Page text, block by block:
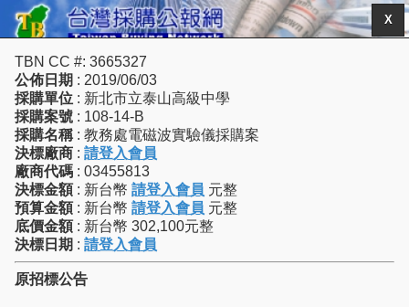
X
TBN CC #: 3665327
公佈日期 : 2019/06/03
採購單位 : 新北市立泰山高級中學
採購案號 : 108-14-B
採購名稱 : 教務處電磁波實驗儀採購案
決標廠商 : 請登入會員
廠商代碼 : 03455813
決標金額 : 新台幣 請登入會員 元整
預算金額 : 新台幣 請登入會員 元整
底價金額 : 新台幣 302,100元整
決標日期 : 請登入會員
原招標公告